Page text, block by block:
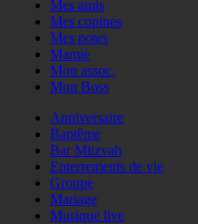
Mes amis
Mes copines
Mes potes
Mamie
Mon assoc.
Mon Boss
Anniversaire
Baptême
Bar Mitzvah
Enterrements de vie
Groupe
Mariage
Musique live